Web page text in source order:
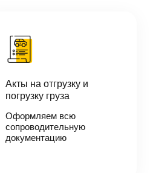
Акты на отгрузку и
погрузку груза
Оформляем всю
сопроводительную
документацию